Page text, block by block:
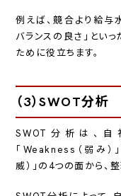
例えば、競合より給与
バランスの良さ」とい
ために役立ちます。
（3）SWOT分析
SWOT分析は、自
「Weakness（弱み）
威）」の4つの面から、